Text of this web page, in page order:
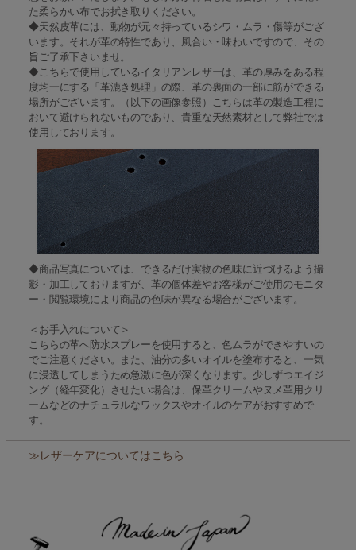
た柔らかい布でお拭き取りください。
◆天然皮革には、動物が元々持っているシワ・ムラ・傷等がござ
います。それが革の特性であり、風合い・味わいですので、その
旨ご了承下さいませ。
◆こちらで使用しているイタリアンレザーは、革の厚みをある程
度均一にする「革漉き処理」の際、革の裏面の一部に筋ができる
場所がございます。（以下の画像参照）こちらは革の製造工程に
おいて避けられないものであり、貴重な天然素材として弊社では
使用しております。
◆商品写真については、できるだけ実物の色味に近づけるよう撮
影・加工しておりますが、革の個体差やお客様がご使用のモニタ
ー・閲覧環境により商品の色味が異なる場合がございます。
＜お手入れについて＞
こちらの革へ防水スプレーを使用すると、色ムラができやすいの
でご注意ください。また、油分の多いオイルを塗布すると、一気
に浸透してしまうため急激に色が深くなります。少しずつエイジ
ング（経年変化）させたい場合は、保革クリームやヌメ革用クリ
ームなどのナチュラルなワックスやオイルのケアがおすすめで
す。
≫レザーケアについてはこちら